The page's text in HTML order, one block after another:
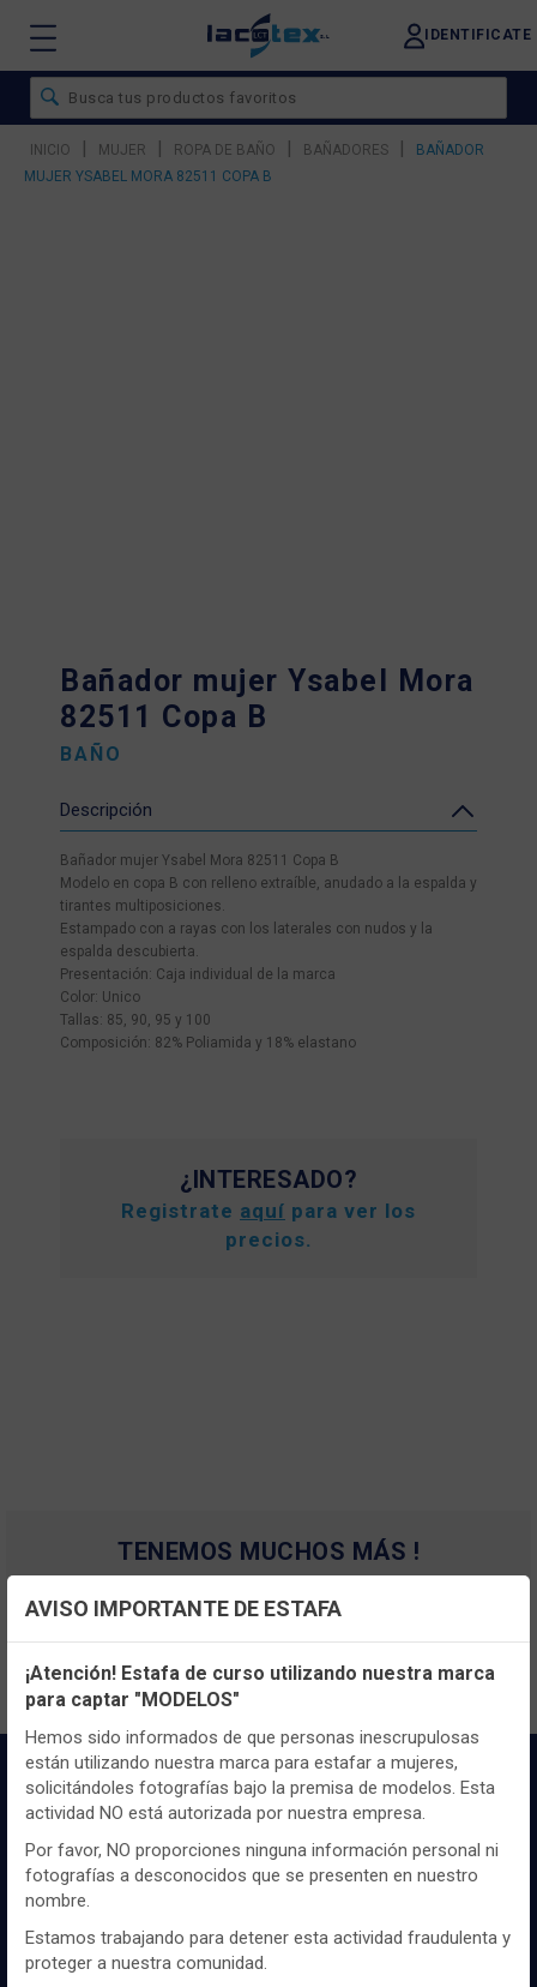
IDENTIFICATE
INICIO | MUJER | ROPA DE BAÑO | BAÑADORES |
BAÑADOR
MUJER YSABEL MORA 82511 COPA B
Bañador mujer Ysabel Mora
82511 Copa B
BAÑO
Descripción
Bañador mujer Ysabel Mora 82511 Copa B
Modelo en copa B con relleno extraíble, anudado a la espalda y
tirantes multiposiciones.
Estampado con a rayas con los laterales con nudos y la
espalda descubierta.
Presentación: Caja individual de la marca
Color: Unico
Tallas: 85, 90, 95 y 100
Composición: 82% Poliamida y 18% elastano
¿INTERESADO?
Registrate aquí para ver los
precios.
TENEMOS MUCHOS MÁS !
Registrateaquípara poder ver todo el
contenido y los precios.
marcaas de ropa y complementos del
mercado, marcas tanto nacionales como
Configuración de cookies
Utilizamos cookies propias y de terceros, de sesión o
persistentes, para hacer funcionar de manera segura nuestra
página web y personalizar su contenido.
Igualmente, utilizamos cookies para medir y obtener datos de
la navegación que realizas y para ajustar el contenido a tus
gustos y preferencias.
Puedesconfigurary aceptar el uso de cookies a tu gusto.
Para obtener más información visita nuestra
cookies.
AVISO IMPORTANTE DE ESTAFA
¡Atención! Estafa de curso utilizando nuestra marca
para captar "MODELOS"
Hemos sido informados de que personas inescrupulosas
están utilizando nuestra marca para estafar a mujeres,
solicitándoles fotografías bajo la premisa de modelos. Esta
actividad NO está autorizada por nuestra empresa.
Por favor, NO proporciones ninguna información personal ni
fotografías a desconocidos que se presenten en nuestro
nombre.
Estamos trabajando para detener esta actividad fraudulenta y
proteger a nuestra comunidad.